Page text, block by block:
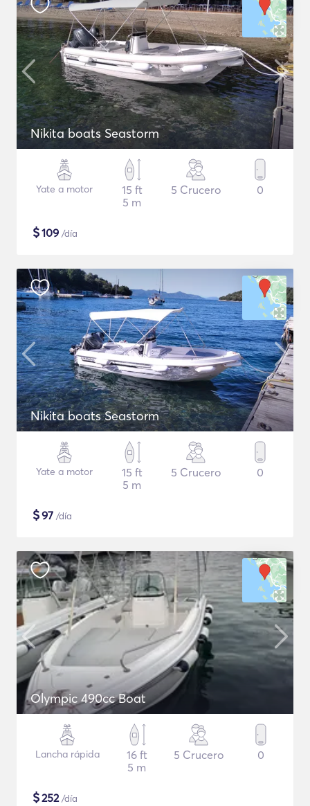
Nikita boats Seastorm
Yate a motor
15 ft
5 m
5 Crucero 0
$109 /día
Nikita boats Seastorm
Yate a motor
15 ft
5 m
5 Crucero 0
$97 /día
Olympic 490cc Boat
Lancha rápida
16 ft
5 m
5 Crucero 0
$252/día